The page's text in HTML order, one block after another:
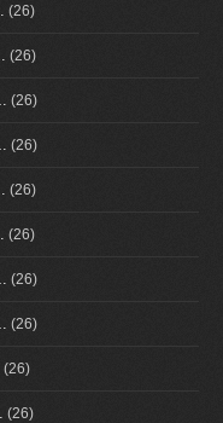
(26)
(26)
(26)
(26)
(26)
(26)
(26)
(26)
(26)
(26)